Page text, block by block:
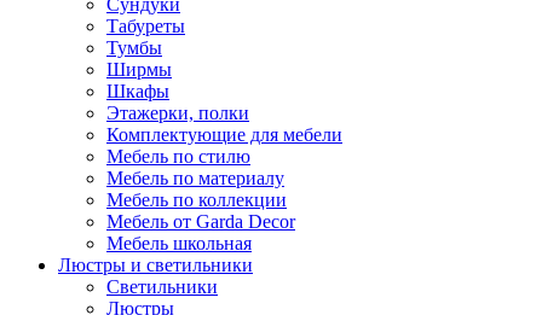
Сундуки
Табуреты
Тумбы
Ширмы
Шкафы
Этажерки, полки
Комплектующие для мебели
Мебель по стилю
Мебель по материалу
Мебель по коллекции
Мебель от Garda Decor
Мебель школьная
Люстры и светильники
Светильники
Люстры